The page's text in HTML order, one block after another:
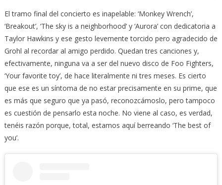
El tramo final del concierto es inapelable: ‘Monkey Wrench’,
‘Breakout’, ‘The sky is a neighborhood’ y ‘Aurora’ con dedicatoria a
Taylor Hawkins y ese gesto levemente torcido pero agradecido de
Grohl al recordar al amigo perdido. Quedan tres canciones y,
efectivamente, ninguna va a ser del nuevo disco de Foo Fighters,
‘Your favorite toy’, de hace literalmente ni tres meses. Es cierto
que ese es un síntoma de no estar precisamente en su prime, que
es más que seguro que ya pasó, reconozcámoslo, pero tampoco
es cuestión de pensarlo esta noche. No viene al caso, es verdad,
tenéis razón porque, total, estamos aquí berreando ‘The best of
you’.